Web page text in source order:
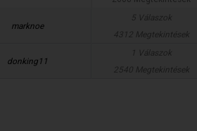
marknoe
5 Válaszok
4312 Megtekintések
donking11
1 Válaszok
2540 Megtekintések